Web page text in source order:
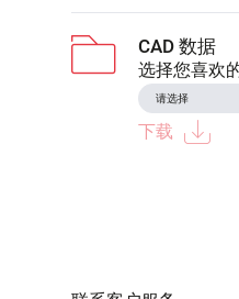
CAD 数据
选择您喜欢
下载